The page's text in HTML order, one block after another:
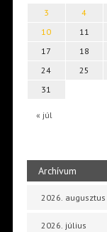
« júl
3
4
10
11
17
18
24
25
31
Archívum
2026. augusztus
2026. július